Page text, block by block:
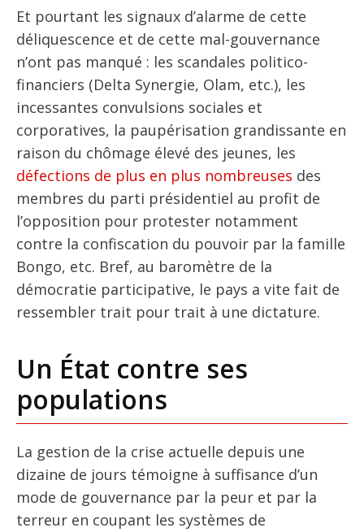
Et pourtant les signaux d’alarme de cette
déliquescence et de cette mal-gouvernance
n’ont pas manqué : les scandales politico-
financiers (Delta Synergie, Olam, etc.), les
incessantes convulsions sociales et
corporatives, la paupérisation grandissante en
raison du chômage élevé des jeunes, les
défections de plus en plus nombreuses des
membres du parti présidentiel au profit de
l’opposition pour protester notamment
contre la confiscation du pouvoir par la famille
Bongo, etc. Bref, au baromètre de la
démocratie participative, le pays a vite fait de
ressembler trait pour trait à une dictature.
Un État contre ses
populations
La gestion de la crise actuelle depuis une
dizaine de jours témoigne à suffisance d’un
mode de gouvernance par la peur et par la
terreur en coupant les systèmes de